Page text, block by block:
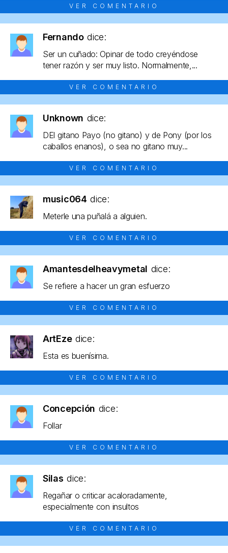
VER COMENTARIO
Fernando dice:
Ser un cuñado: Opinar de todo creyéndose
tener razón y ser muy listo. Normalmente,...
VER COMENTARIO
Unknown dice:
DEl gitano Payo (no gitano) y de Pony (por los
caballos enanos), o sea no gitano muy...
VER COMENTARIO
music064 dice:
Meterle una puñalá a alguien.
VER COMENTARIO
Amantesdelheavymetal dice:
Se refiere a hacer un gran esfuerzo
VER COMENTARIO
ArtEze dice:
Esta es buenísima.
VER COMENTARIO
Concepción dice:
Follar
VER COMENTARIO
Silas dice:
Regañar o criticar acaloradamente,
especialmente con insultos
VER COMENTARIO